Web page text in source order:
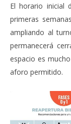
El horario inicial
primeras
ampliando al
permanecerá
espacio es
aforo permitido.